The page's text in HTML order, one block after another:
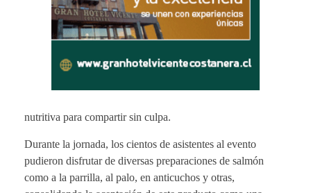
nutritiva para compartir sin culpa.
Durante la jornada, los cientos de asistentes al evento
pudieron disfrutar de diversas preparaciones de salmón
como a la parrilla, al palo, en anticuchos y otras,